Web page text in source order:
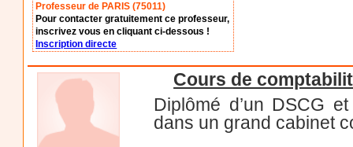
Professeur de PARIS (75011)
Pour contacter gratuitement ce professeur,
inscrivez vous en cliquant ci-dessous !
Inscription directe
Cours de
Diplômé d’un DSCG
dans un grand cabinet